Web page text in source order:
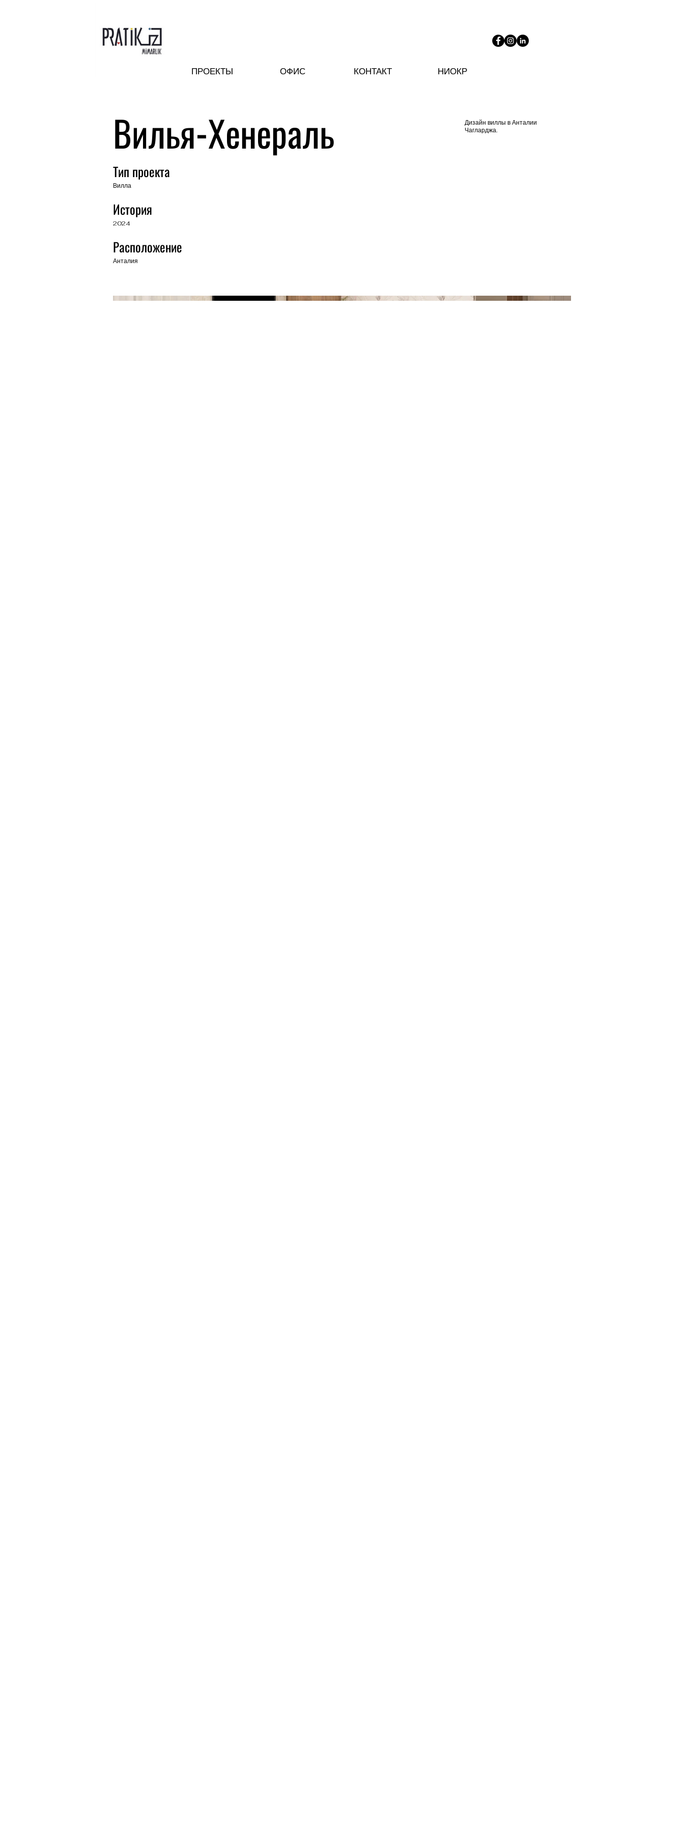
ПРОЕКТЫ ОФИС КОНТАКТ НИОКР
Вилья-Хенераль
Тип проекта
Вилла
История
2024
Расположение
Анталия
Дизайн виллы в Анталии
Чагларджа.